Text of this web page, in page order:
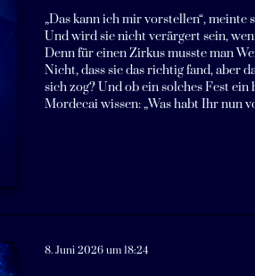
„Das kann ich mir vorstellen“, meinte
Und wird sie nicht verärgert sein,
Denn für einen Zirkus musste man
Nicht, dass sie das richtig fand, aber
sich zog? Und ob ein solches Fest
Mordecai wissen: „Was habt Ihr nun
8. Juni 2026 um 18:24